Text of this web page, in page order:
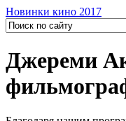
Новинки кино 2017
Джереми